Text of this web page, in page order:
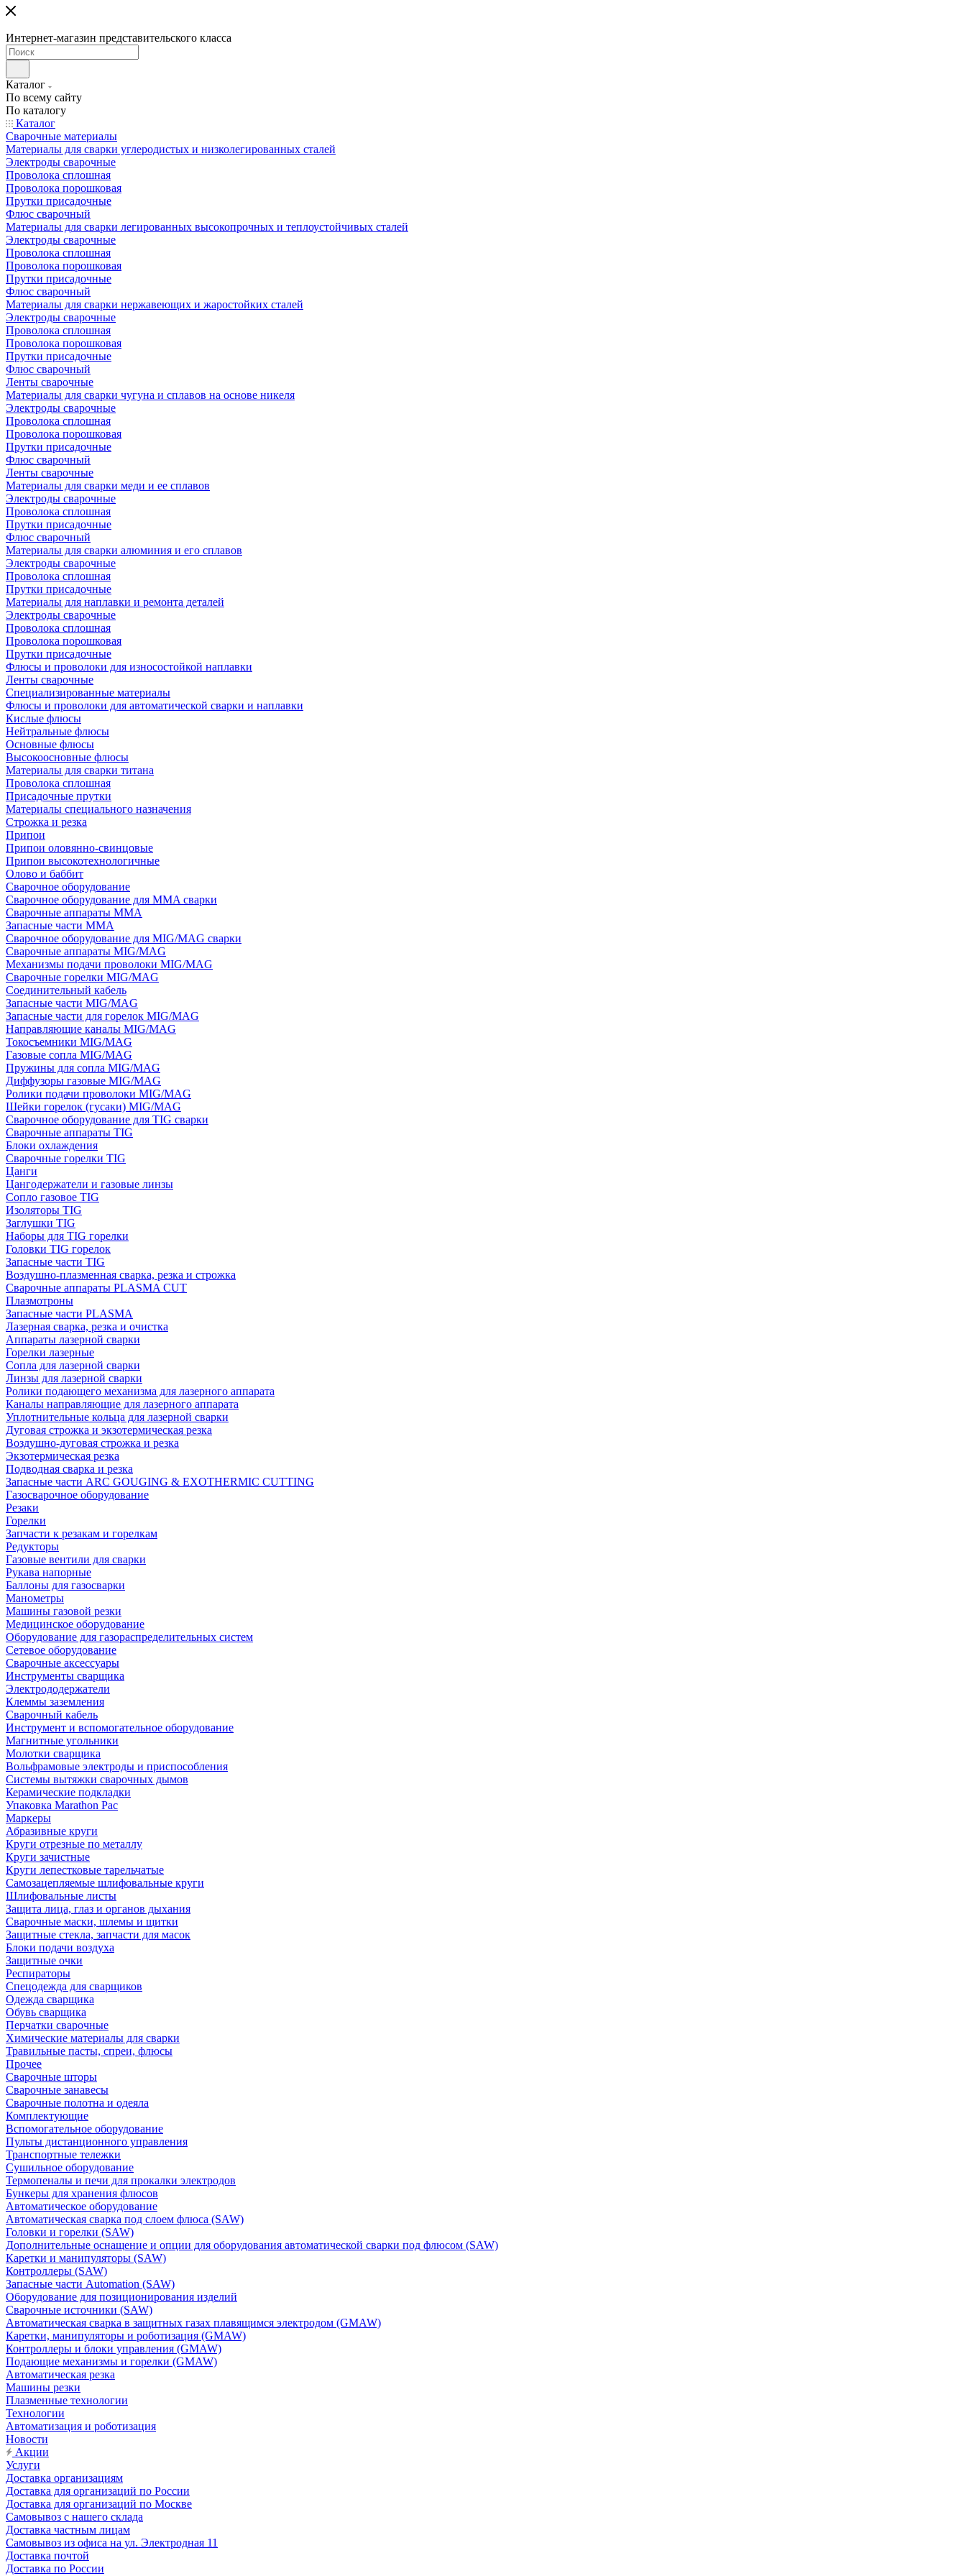
Интернет-магазин представительского класса
Каталог
По всему сайту
По каталогу
Каталог
Сварочные материалы
Материалы для сварки углеродистых и низколегированных сталей
Электроды сварочные
Проволока сплошная
Проволока порошковая
Прутки присадочные
Флюс сварочный
Материалы для сварки легированных высокопрочных и теплоустойчивых сталей
Электроды сварочные
Проволока сплошная
Проволока порошковая
Прутки присадочные
Флюс сварочный
Материалы для сварки нержавеющих и жаростойких сталей
Электроды сварочные
Проволока сплошная
Проволока порошковая
Прутки присадочные
Флюс сварочный
Ленты сварочные
Материалы для сварки чугуна и сплавов на основе никеля
Электроды сварочные
Проволока сплошная
Проволока порошковая
Прутки присадочные
Флюс сварочный
Ленты сварочные
Материалы для сварки меди и ее сплавов
Электроды сварочные
Проволока сплошная
Прутки присадочные
Флюс сварочный
Материалы для сварки алюминия и его сплавов
Электроды сварочные
Проволока сплошная
Прутки присадочные
Материалы для наплавки и ремонта деталей
Электроды сварочные
Проволока сплошная
Проволока порошковая
Прутки присадочные
Флюсы и проволоки для износостойкой наплавки
Ленты сварочные
Специализированные материалы
Флюсы и проволоки для автоматической сварки и наплавки
Кислые флюсы
Нейтральные флюсы
Основные флюсы
Высокоосновные флюсы
Материалы для сварки титана
Проволока сплошная
Присадочные прутки
Материалы специального назначения
Строжка и резка
Припои
Припои оловянно-свинцовые
Припои высокотехнологичные
Олово и баббит
Сварочное оборудование
Сварочное оборудование для MMA сварки
Сварочные аппараты MMA
Запасные части MMA
Сварочное оборудование для MIG/MAG сварки
Сварочные аппараты MIG/MAG
Механизмы подачи проволоки MIG/MAG
Сварочные горелки MIG/MAG
Соединительный кабель
Запасные части MIG/MAG
Запасные части для горелок MIG/MAG
Направляющие каналы MIG/MAG
Токосъемники MIG/MAG
Газовые сопла MIG/MAG
Пружины для сопла MIG/MAG
Диффузоры газовые MIG/MAG
Ролики подачи проволоки MIG/MAG
Шейки горелок (гусаки) MIG/MAG
Сварочное оборудование для TIG сварки
Сварочные аппараты TIG
Блоки охлаждения
Сварочные горелки TIG
Цанги
Цангодержатели и газовые линзы
Сопло газовое TIG
Изоляторы TIG
Заглушки TIG
Наборы для TIG горелки
Головки TIG горелок
Запасные части TIG
Воздушно-плазменная сварка, резка и строжка
Сварочные аппараты PLASMA CUT
Плазмотроны
Запасные части PLASMA
Лазерная сварка, резка и очистка
Аппараты лазерной сварки
Горелки лазерные
Сопла для лазерной сварки
Линзы для лазерной сварки
Ролики подающего механизма для лазерного аппарата
Каналы направляющие для лазерного аппарата
Уплотнительные кольца для лазерной сварки
Дуговая строжка и экзотермическая резка
Воздушно-дуговая строжка и резка
Экзотермическая резка
Подводная сварка и резка
Запасные части ARC GOUGING & EXOTHERMIC CUTTING
Газосварочное оборудование
Резаки
Горелки
Запчасти к резакам и горелкам
Редукторы
Газовые вентили для сварки
Рукава напорные
Баллоны для газосварки
Манометры
Машины газовой резки
Медицинское оборудование
Оборудование для газораспределительных систем
Сетевое оборудование
Сварочные аксессуары
Инструменты сварщика
Электрододержатели
Клеммы заземления
Сварочный кабель
Инструмент и вспомогательное оборудование
Магнитные угольники
Молотки сварщика
Вольфрамовые электроды и приспособления
Системы вытяжки сварочных дымов
Керамические подкладки
Упаковка Marathon Pac
Маркеры
Абразивные круги
Круги отрезные по металлу
Круги зачистные
Круги лепестковые тарельчатые
Самозацепляемые шлифовальные круги
Шлифовальные листы
Защита лица, глаз и органов дыхания
Сварочные маски, шлемы и щитки
Защитные стекла, запчасти для масок
Блоки подачи воздуха
Защитные очки
Респираторы
Спецодежда для сварщиков
Одежда сварщика
Обувь сварщика
Перчатки сварочные
Химические материалы для сварки
Травильные пасты, спреи, флюсы
Прочее
Сварочные шторы
Сварочные занавесы
Сварочные полотна и одеяла
Комплектующие
Вспомогательное оборудование
Пульты дистанционного управления
Транспортные тележки
Сушильное оборудование
Термопеналы и печи для прокалки электродов
Бункеры для хранения флюсов
Автоматическое оборудование
Автоматическая сварка под слоем флюса (SAW)
Головки и горелки (SAW)
Дополнительные оснащение и опции для оборудования автоматической сварки под флюсом (SAW)
Каретки и манипуляторы (SAW)
Контроллеры (SAW)
Запасные части Automation (SAW)
Оборудование для позиционирования изделий
Сварочные источники (SAW)
Автоматическая сварка в защитных газах плавящимся электродом (GMAW)
Каретки, манипуляторы и роботизация (GMAW)
Контроллеры и блоки управления (GMAW)
Подающие механизмы и горелки (GMAW)
Автоматическая резка
Машины резки
Плазменные технологии
Технологии
Автоматизация и роботизация
Новости
Акции
Услуги
Доставка организациям
Доставка для организаций по России
Доставка для организаций по Москве
Самовывоз с нашего склада
Доставка частным лицам
Самовывоз из офиса на ул. Электродная 11
Доставка почтой
Доставка по России